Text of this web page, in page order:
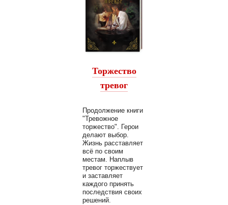
Торжество
тревог
Продолжение книги
"Тревожное
торжество". Герои
делают выбор.
Жизнь расставляет
всё по своим
местам. Наплыв
тревог торжествует
и заставляет
каждого принять
последствия своих
решений.